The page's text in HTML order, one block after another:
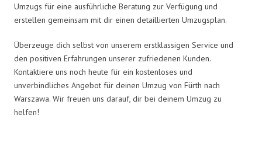
Umzugs für eine ausführliche Beratung zur Verfügung und
erstellen gemeinsam mit dir einen detaillierten Umzugsplan.
Überzeuge dich selbst von unserem erstklassigen Service und
den positiven Erfahrungen unserer zufriedenen Kunden.
Kontaktiere uns noch heute für ein kostenloses und
unverbindliches Angebot für deinen Umzug von Fürth nach
Warszawa. Wir freuen uns darauf, dir bei deinem Umzug zu
helfen!